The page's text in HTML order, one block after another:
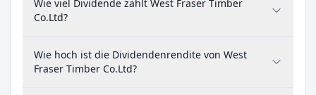
Wie viel Dividende zahlt West Fraser Timber
Co.Ltd?
Wie hoch ist die Dividendenrendite von West
Fraser Timber Co.Ltd?